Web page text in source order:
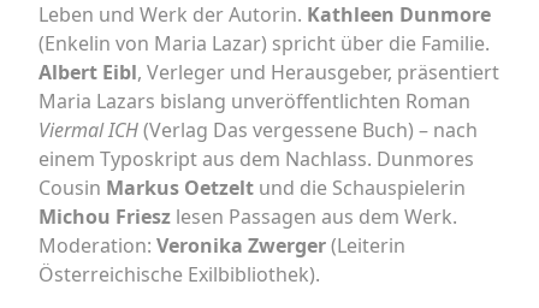
Leben und Werk der Autorin. Kathleen Dunmore
(Enkelin von Maria Lazar) spricht über die Familie.
Albert Eibl, Verleger und Herausgeber, präsentiert
Maria Lazars bislang unveröffentlichten Roman
Viermal ICH(Verlag Das vergessene Buch) – nach
einem Typoskript aus dem Nachlass. Dunmores
Cousin Markus Oetzelt und die Schauspielerin
Michou Friesz lesen Passagen aus dem Werk.
Moderation: Veronika Zwerger(Leiterin
Österreichische Exilbibliothek).